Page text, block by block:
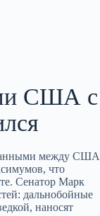
США с
между США
что
Сенатор Марк
дальнобойные
наносят